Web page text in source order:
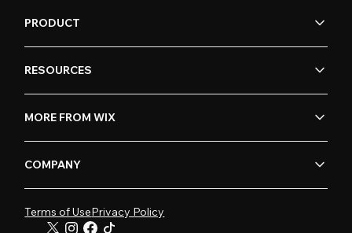
PRODUCT
RESOURCES
MORE FROM WIX
COMPANY
Terms of UsePrivacy Policy